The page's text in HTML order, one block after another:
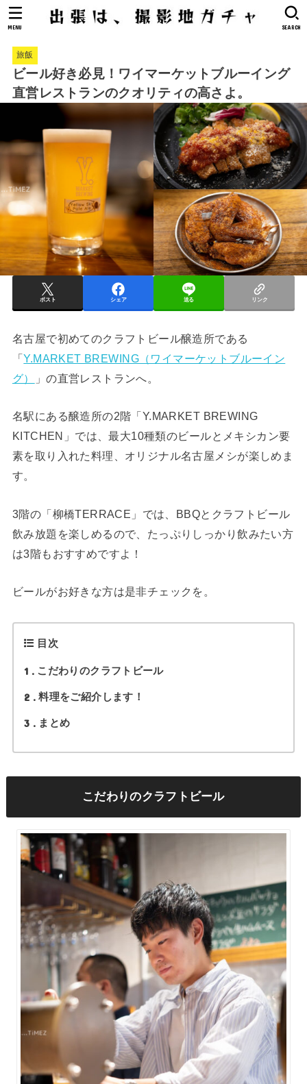
SEARCH
MENU
旅飯
ビール好き必見！ワイマーケットブルーイング
直営レストランのクオリティの高さよ。
ポスト シェア 送る リンク
名古屋で初めてのクラフトビール醸造所である
「Y.MARKET BREWING（ワイマーケットブルーイン
グ）
」の直営レストランへ。
名駅にある醸造所の2階「Y.MARKET BREWING
KITCHEN」では、最大10種類のビールとメキシカン要
素を取り入れた料理、オリジナル名古屋メシが楽しめま
す。
3階の「柳橋TERRACE」では、BBQとクラフトビール
飲み放題を楽しめるので、たっぷりしっかり飲みたい方
は3階もおすすめですよ！
ビールがお好きな方は是非チェックを。
目次
1 こだわりのクラフトビール
2 料理をご紹介します！
3 まとめ
こだわりのクラフトビール